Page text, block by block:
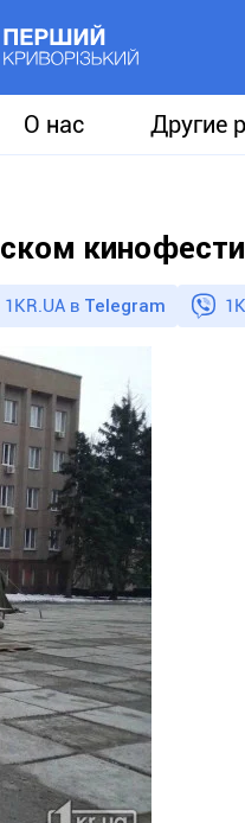
О нас Другие
1KR.UA в Telegram